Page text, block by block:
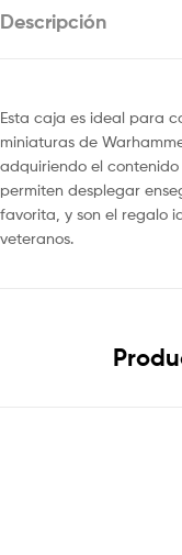
Descripción
Esta caja es ideal para
miniaturas de
adquiriendo el
permiten desplegar
favorita, y son el regalo
veteranos.